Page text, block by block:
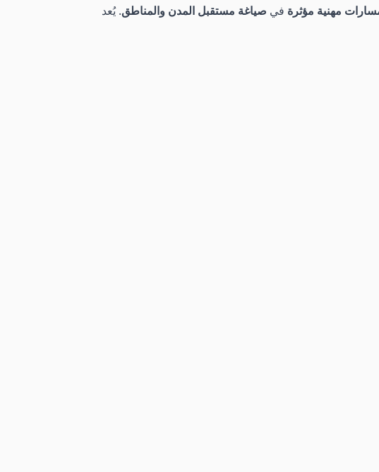
مهنية مؤثرة في صياغة مستقبل المدن والمناطق. يُعد